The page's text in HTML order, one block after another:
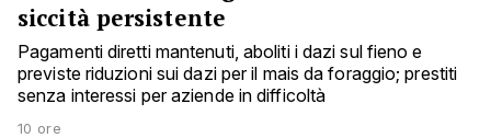
siccità persistente
Pagamenti diretti mantenuti, aboliti i dazi sul fieno e
previste riduzioni sui dazi per il mais da foraggio; prestiti
senza interessi per aziende in difficoltà
10 ore